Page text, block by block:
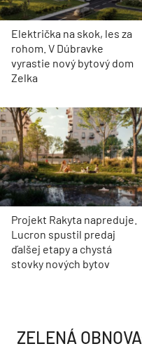
Električka na skok, les za
rohom. V Dúbravke
vyrastie nový bytový dom
Zelka
Projekt Rakyta napreduje.
Lucron spustil predaj
ďalšej etapy a chystá
stovky nových bytov
ZELENÁ OBNOVA